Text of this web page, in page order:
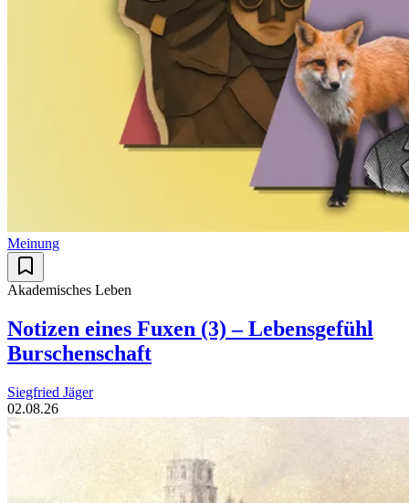
Meinung
Akademisches Leben
Notizen eines Fuxen (3) – Lebensgefühl
Burschenschaft
Siegfried Jäger
02.08.26